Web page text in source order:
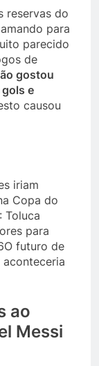
reservas do
para
parecido
de
gostou
e
causou
iriam
Copa do
Toluca
para
futuro de
aconteceria
ao
Messi